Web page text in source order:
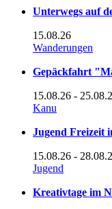
Unterwegs auf
15.08.26
Wanderungen
Gepäckfahrt
15.08.26 -
Kanu
Jugend Freizeit
15.08.26 -
Jugend
Kreativtage im